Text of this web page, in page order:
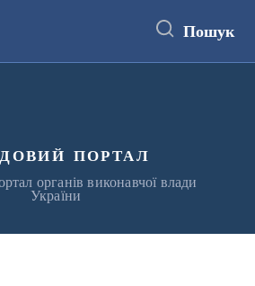
Пошук
портал
органів виконавчої влади
України